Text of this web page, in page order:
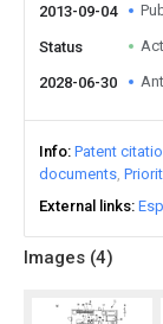
Images (4)
2013-09-04
Status
2028-06-30
Info Patent
documents
External links